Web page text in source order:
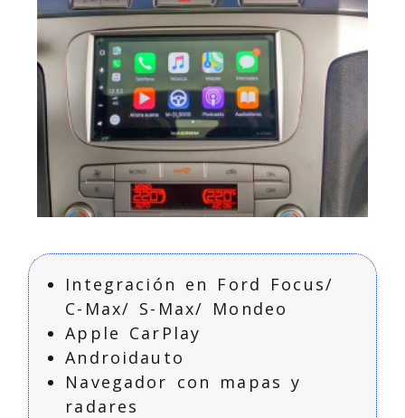
4495 82dd
4ea78eb841c1
Integración en Ford Focus/
C-Max/ S-Max/ Mondeo
Apple CarPlay
Androidauto
Navegador con mapas y
radares